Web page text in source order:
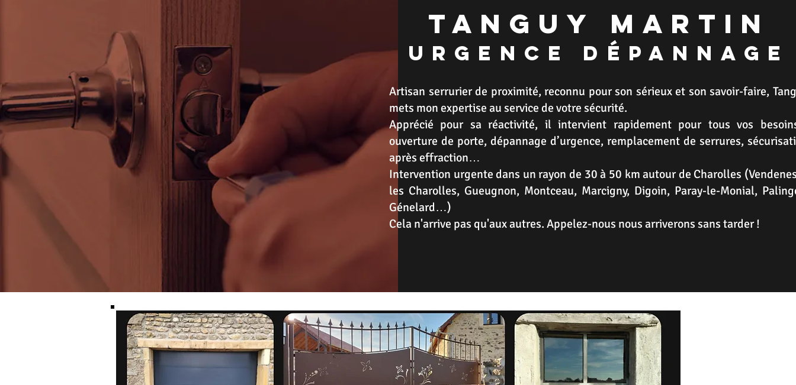
tanguy Martin
urgence dépannage
Artisan serrurier de proximité, reconnu pour son sérieux et son savoir-faire,
mets mon expertise au service de votre sécurité.
Apprécié pour sa réactivité, il intervient rapidement pour tous vos
ouverture de porte, dépannage d’urgence, remplacement de serrures,
après effraction…
Intervention urgente dans un rayon de 30 à 50 km autour de Charolles
les Charolles, Gueugnon, Montceau, Marcigny, Digoin, Paray-le-Monial,
Génelard…)
Cela n'arrive pas qu'aux autres. Appelez-nous nous arriverons sans tarder !